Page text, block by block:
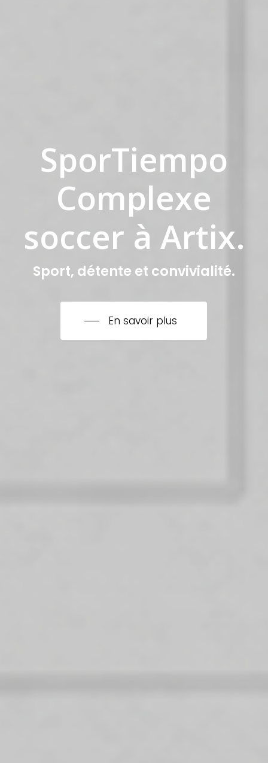
SporTiempo
Complexe
fitness à Artix.
Sport, détente et convivialité.
En savoir plus